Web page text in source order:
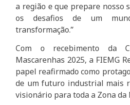
a região e que prepare nosso
os desafios de um
transformação.”
Com o recebimento da
Mascarenhas 2025, a FIEMG
papel reafirmado como
de um futuro industrial mais
visionário para toda a Zona da